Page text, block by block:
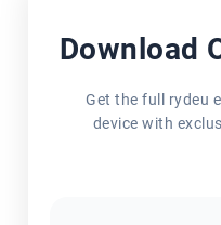
Download
Get the full rydeu
device with